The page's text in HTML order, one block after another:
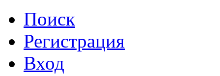
Поиск
Регистрация
Вход